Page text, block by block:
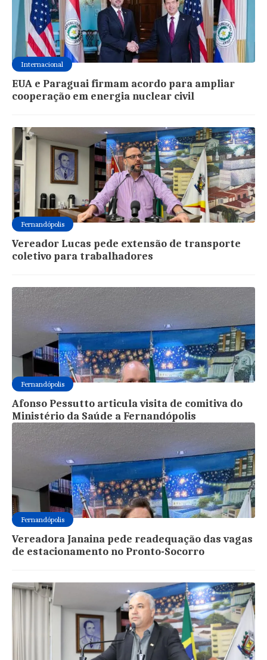
Internacional
EUA e Paraguai firmam acordo para ampliar
cooperação em energia nuclear civil
Fernandópolis
Vereador Lucas pede extensão de transporte
coletivo para trabalhadores
Fernandópolis
Afonso Pessutto articula visita de comitiva do
Ministério da Saúde a Fernandópolis
Fernandópolis
Vereadora Janaina pede readequação das vagas
de estacionamento no Pronto-Socorro